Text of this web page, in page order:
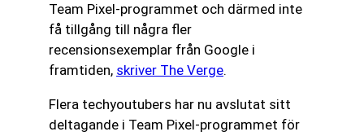
Team Pixel-programmet och därmed inte
få tillgång till några fler
recensionsexemplar från Google i
framtiden, skriver The Verge.
Flera techyoutubers har nu avslutat sitt
deltagande i Team Pixel-programmet för